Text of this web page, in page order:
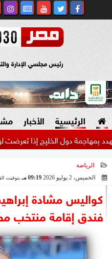
رئيس مجلسي الإدارة
الرئيسية الأخبار
السياسة
الرئاسة
البرلمان
الوزارات
دول الخليج إذا تعرضت لهجمات...
الرياضة
الخميس، 2 يوليو 2026
09:19 مـ بتوقيت
كواليس مشادة
فندق إقامة منتخب